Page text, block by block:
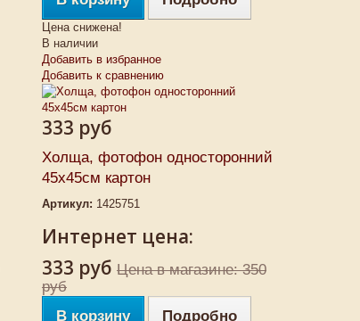
Цена снижена!
В наличии
Добавить в избранное
Добавить к сравнению
333 руб
Холща, фотофон односторонний
45х45см картон
Артикул: 1425751
Интернет цена:
333 руб Цена в магазине: 350
руб
В корзину
Подробно